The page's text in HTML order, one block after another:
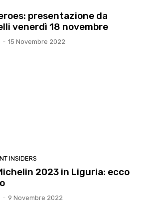
presentazione da
venerdì 18 novembre
- 15 Novembre 2022
INSIDERS
2023 in Liguria: ecco
- 9 Novembre 2022